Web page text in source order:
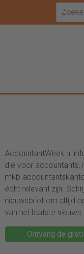
AccountantWeek.nl
die voor accountants,
mkb-
écht relevant zijn.
nieuwsbrief om altijd
van het laatste nieuws.
Ontvang de